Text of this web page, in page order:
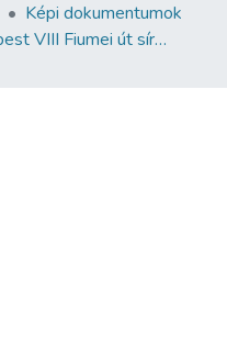
Képi dokumentumok
Budapest VIII Fiumei út sírkert 3. rész